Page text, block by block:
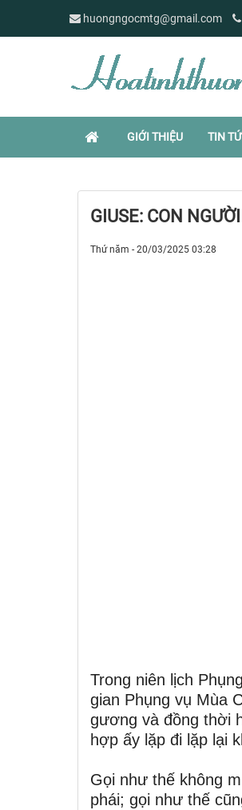
huongngocmtg@gmail.com
GIỚI THIỆU TIN
GIUSE: CON
Thứ năm - 20/03/2025 03:28
Trong niên lịch
gian Phụng vụ Mùa
gương và đồng thời
hợp ấy lặp đi lặp lại
Gọi như thế không
phái; gọi như thế